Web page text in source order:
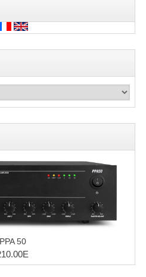
Filaires
HF VHF 200MHZ
Fil HF UHF 800MHZ
De Studio
PPA 50